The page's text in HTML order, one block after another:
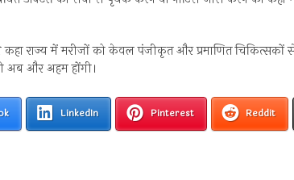
कहा राज्य में मरीजों को केवल पंजीकृत और प्रमाणित चिकित्सकों
अब और अहम होंगी।
LinkedIn Pinterest Reddit